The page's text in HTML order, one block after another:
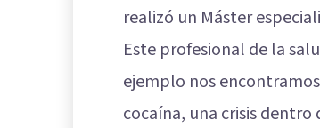
realizó un Máster
Este profesional de la
ejemplo nos
cocaína, una crisis